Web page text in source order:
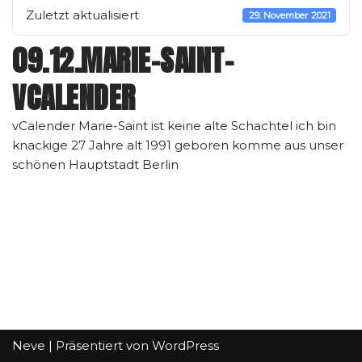
Zuletzt aktualisiert 29. November 2021
09.12.MARIE-SAINT-
VCALENDER
vCalender Marie-Saint ist keine alte Schachtel ich bin
knackige 27 Jahre alt 1991 geboren komme aus unser
schönen Hauptstadt Berlin
Neve | Präsentiert von WordPress